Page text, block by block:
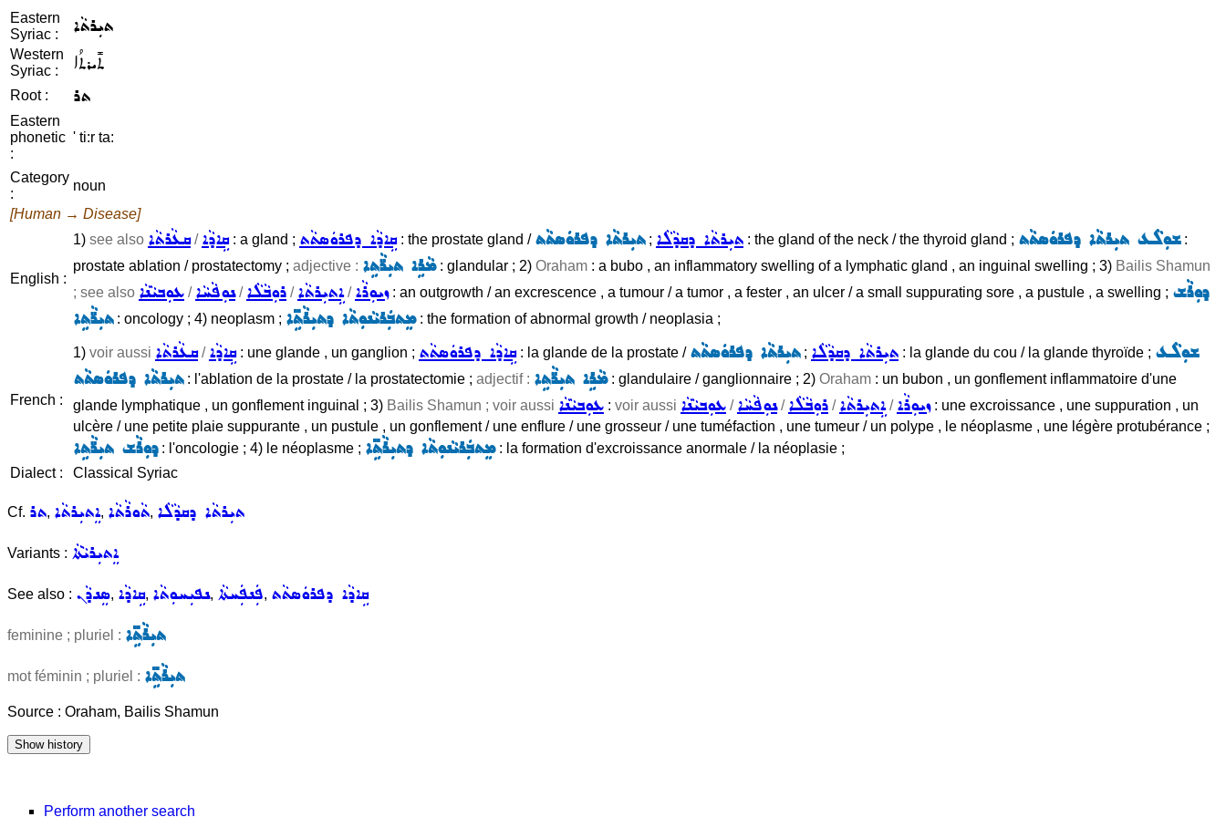
Eastern
Syriac :
ܬܝܼܪܬܵܐ
Western
Syriac :
ܬܺܝܪܬܳܐ
Root : ܬܪ
Eastern
phonetic
:
' ti:r ta:
Category
:
noun
[Human → Disease]
English :
1) see also ܩܥܵܪܬܵܐ/ܩܹܐܕܵܐ: a gland ; ܩܹܐܕܵܐ ܕܦܪܘܿܣܬܵܬ: the prostate gland / ܬܝܼܪܬܵܐ ܕܦܪܘܿܣܬܵܬ; ܬܝܼܪܬܵܐ ܕܩܕܵܠܵܐ : the gland of the neck / the thyroid gland ; ܫܘܼܠܵܥ ܬܝܼܪܬܵܐ ܕܦܪܘܿܣܬܵܬ:
prostate ablation / prostatectomy ; adjective : ܡܵܪܹܐ ܬܝܼܪ̈ܵܬܹܐ: glandular ; 2) Oraham : a bubo , an inflammatory swelling of a lymphatic gland , an inguinal swelling ; 3) Bailis Shamun
; see also ܥܘܼܒܝܵܢܵܐ /ܢܘܼܦܵܚܵܐ/ܪܘܼܒܵܠܵܐ /ܐܹܬܝܼܪܬܵܐ/ܙܝܘܼܪܵܐ: an outgrowth / an excrescence , a tumour / a tumor , a fester , an ulcer / a small suppurating sore , a pustule , a swelling ; ܕܘܼܪܵܫ
ܬܝܼܪ̈ܵܬܹܐ: oncology ; 4) neoplasm ; ܡܸܬܒܲܪܝܵܢܘܼܬܵܐ ܕܬܝܼܪܵܬܹ̈ܐ: the formation of abnormal growth / neoplasia ;
French :
1) voir aussi ܩܥܵܪܬܵܐ/ܩܹܐܕܵܐ: une glande , un ganglion ; ܩܹܐܕܵܐ ܕܦܪܘܿܣܬܵܬ: la glande de la prostate / ܬܝܼܪܬܵܐ ܕܦܪܘܿܣܬܵܬ; ܬܝܼܪܬܵܐ ܕܩܕܵܠܵܐ : la glande du cou / la glande thyroïde ; ܫܘܼܠܵܥ
ܬܝܼܪܬܵܐ ܕܦܪܘܿܣܬܵܬ: l'ablation de la prostate / la prostatectomie ; adjectif : ܡܵܪܹܐ ܬܝܼܪ̈ܵܬܹܐ: glandulaire / ganglionnaire ; 2) Oraham : un bubon , un gonflement inflammatoire d'une
glande lymphatique , un gonflement inguinal ; 3) Bailis Shamun ; voir aussi ܥܘܼܒܝܵܢܵܐ : voir aussi ܥܘܼܒܝܵܢܵܐ /ܢܘܼܦܵܚܵܐ/ܪܘܼܒܵܠܵܐ /ܐܹܬܝܼܪܬܵܐ/ܙܝܘܼܪܵܐ: une excroissance , une suppuration , un
ulcère / une petite plaie suppurante , un pustule , un gonflement / une enflure / une grosseur / une tuméfaction , une tumeur / un polype , le néoplasme , une légère protubérance ;
ܕܘܼܪܵܫ ܬܝܼܪ̈ܵܬܹܐ: l'oncologie ; 4) le néoplasme ; ܡܸܬܒܲܪܝܵܢܘܼܬܵܐ ܕܬܝܼܪܵܬܹ̈ܐ: la formation d'excroissance anormale / la néoplasie ;
Dialect :
Classical Syriac
Cf. ܬܪ, ܐܸܬܝܼܪܬܵܐ, ܬܵܘܪܵܬܵܐ, ܬܝܼܪܬܵܐ ܕܩܕܵܠܵܐ
Variants : ܐܸܬܝܼܪܝܵܬܵܐ
See also : ܣܸܢܕܵܢ, ܩܹܐܕܵܐ, ܢܦܝܼܚܘܼܬܵܐ, ܦܲܢܦܲܚܬܵܐ, ܩܹܐܕܵܐ ܕܦܪܘܿܣܬܵܬ
feminine ; pluriel : ܬܝܼܪܵܬܹ̈ܐ
mot féminin ; pluriel : ܬܝܼܪܵܬܹ̈ܐ
Source : Oraham, Bailis Shamun
Perform another search